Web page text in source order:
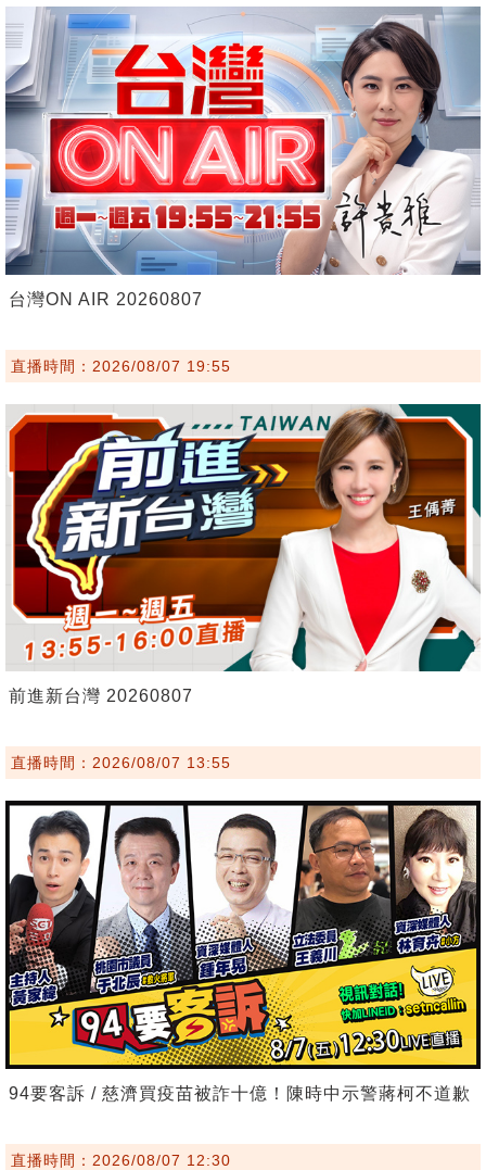
台灣ON AIR 20260807
直播時間：2026/08/07 19:55
前進新台灣 20260807
直播時間：2026/08/07 13:55
94要客訴 / 慈濟買疫苗被詐十億！陳時中示警蔣柯不道歉
直播時間：2026/08/07 12:30